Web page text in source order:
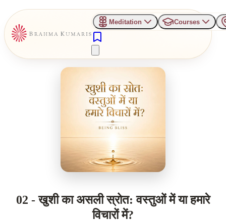
Meditation Courses
02 - खुशी का असली स्रोत: वस्तुओं में या हमारे
विचारों में?